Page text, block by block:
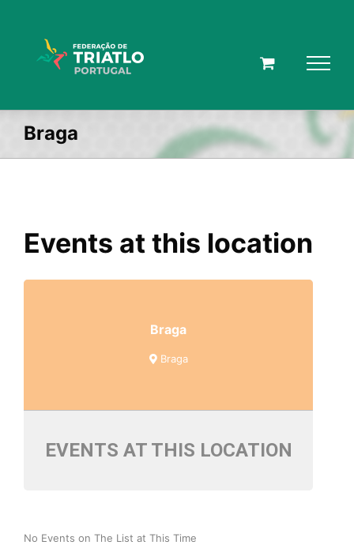
Braga
Events at this location
Braga
Braga
EVENTS AT THIS LOCATION
No Events on The List at This Time